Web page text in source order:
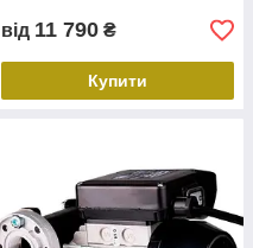
від 11 790 ₴
Купити